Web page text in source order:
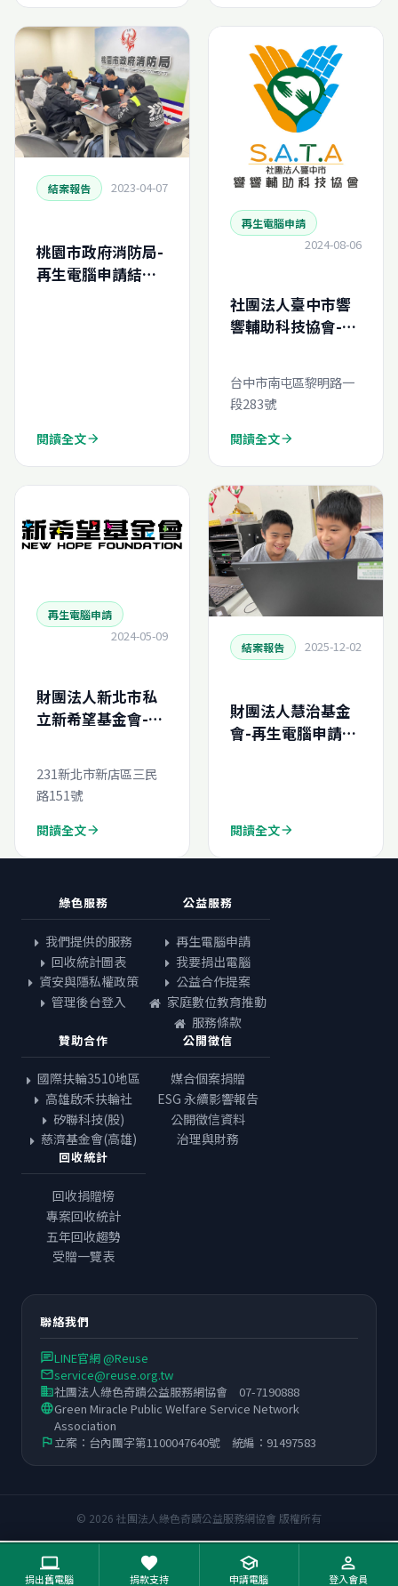
結案報告 2023-04-07
桃園市政府消防局-
再生電腦申請結案
閱讀全文arrow_forward
再生電腦申請
2024-08-06
社團法人臺中市響
響輔助科技協會-再
台中市南屯區黎明路一
段283號
閱讀全文arrow_forward
再生電腦申請
2024-05-09
財團法人新北市私
立新希望基金會-再
231新北市新店區三民
路151號
閱讀全文arrow_forward
結案報告 2025-12-02
財團法人慧治基金
會-再生電腦申請結
閱讀全文arrow_forward
綠色服務
我們提供的服務
回收統計圖表
資安與隱私權政策
管理後台登入
公益服務
再生電腦申請
我要捐出電腦
公益合作提案
家庭數位教育推動
服務條款
贊助合作
國際扶輪3510地區
高雄啟禾扶輪社
矽聯科技(股)
慈濟基金會(高雄)
公開徵信
媒合個案捐贈
ESG 永續影響報告
公開徵信資料
治理與財務
回收統計
回收捐贈榜
專案回收統計
五年回收趨勢
受贈一覽表
聯絡我們
chatLINE官網 @Reuse
emailservice@reuse.org.tw
business社團法人綠色奇蹟公益服務網協會 07-7190888
languageGreen Miracle Public Welfare Service Network
Association
flag立案：台內團字第1100047640號 統編：91497583
© 2026 社團法人綠色奇蹟公益服務網協會 版權所有
computer
捐出舊電腦
favorite
捐款支持
school
申請電腦
person_outline
登入會員